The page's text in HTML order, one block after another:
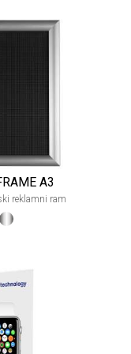
A3
reklamni ram